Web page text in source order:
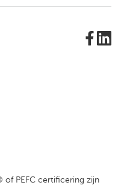
of PEFC certificering zijn